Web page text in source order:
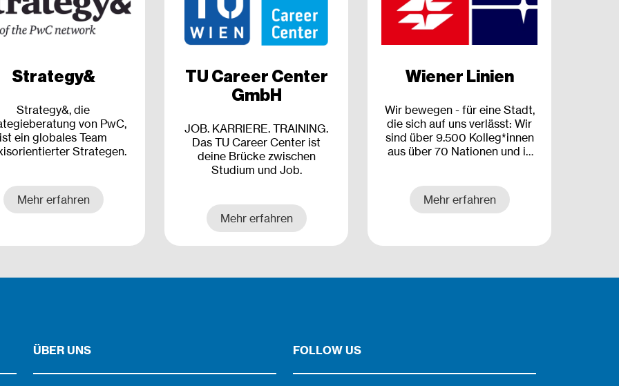
Strategy&
Strategy&, die
von PwC,
ist ein globales Team
Strategen.
Mehr erfahren
TU Career Center
GmbH
JOB. KARRIERE. TRAINING.
Das TU Career Center ist
deine Brücke zwischen
Studium und Job.
Mehr erfahren
Wiener Linien
Wir bewegen - für eine Stadt,
die sich auf uns verlässt: Wir
sind über 9.500 Kolleg*innen
aus über 70 Nationen und in
Ansprüche unserer
Kund*innen geht, neue
unser Tun steckt voller
meistern wir am besten im
Mehr erfahren
ÜBER UNS FOLLOW US